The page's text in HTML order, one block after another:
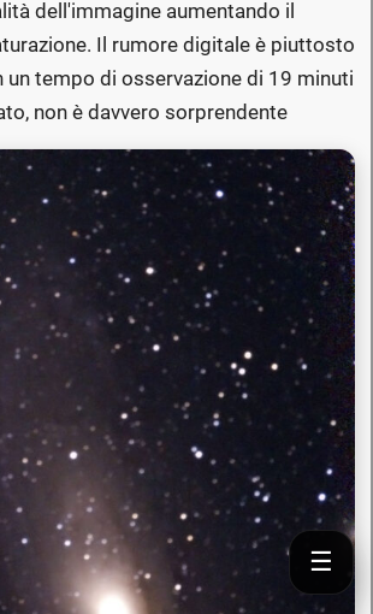
dell'immagine aumentando il
Il rumore digitale è piuttosto
un tempo di osservazione di 19 minuti
non è davvero sorprendente
☰